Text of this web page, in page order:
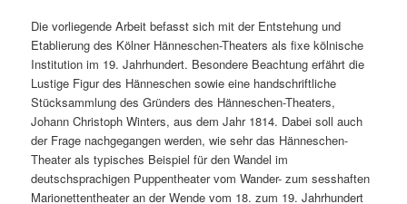
Die vorliegende Arbeit befasst sich mit der Entstehung und
Etablierung des Kölner Hänneschen-Theaters als fixe kölnische
Institution im 19. Jahrhundert. Besondere Beachtung erfährt die
Lustige Figur des Hänneschen sowie eine handschriftliche
Stücksammlung des Gründers des Hänneschen-Theaters,
Johann Christoph Winters, aus dem Jahr 1814. Dabei soll auch
der Frage nachgegangen werden, wie sehr das Hänneschen-
Theater als typisches Beispiel für den Wandel im
deutschsprachigen Puppentheater vom Wander- zum sesshaften
Marionettentheater an der Wende vom 18. zum 19. Jahrhundert